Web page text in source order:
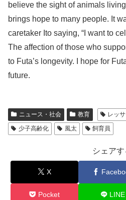
believe the sight of animals
brings hope to many people. It
caretaker Ito saying, “I want to
The affection of those who
to Futa’s longevity. I hope for
future.
ニュース・社会 教育 レッ
少子高齢化
風太 飼育員
シェアす
X
Pocket LINE